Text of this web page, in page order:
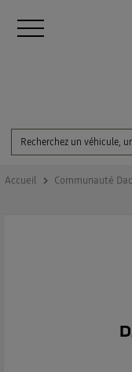
Accueil Communauté